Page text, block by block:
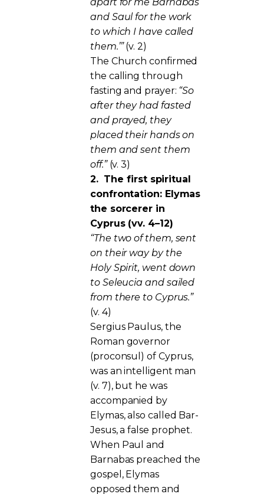
and Saul for the work
to which I have called
them.’”(v. 2)
The Church confirmed
the calling through
fasting and prayer: “So
after they had fasted
and prayed, they
placed their hands on
them and sent them
off.”(v. 3)
2. The first spiritual
confrontation: Elymas
the sorcerer in
Cyprus (vv. 4–12)
“The two of them, sent
on their way by the
Holy Spirit, went down
to Seleucia and sailed
from there to Cyprus.”
(v. 4)
Sergius Paulus, the
Roman governor
(proconsul) of Cyprus,
was an intelligent man
(v. 7), but he was
accompanied by
Elymas, also called Bar-
Jesus, a false prophet.
When Paul and
Barnabas preached the
gospel, Elymas
opposed them and